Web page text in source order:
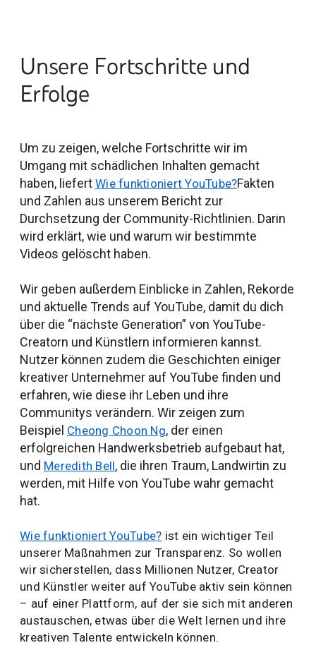
Unsere Fortschritte und
Erfolge
Um zu zeigen, welche Fortschritte wir im
Umgang mit schädlichen Inhalten gemacht
haben, liefert Wie funktioniert YouTube?Fakten
und Zahlen aus unserem Bericht zur
Durchsetzung der Community-Richtlinien. Darin
wird erklärt, wie und warum wir bestimmte
Videos gelöscht haben.
Wir geben außerdem Einblicke in Zahlen, Rekorde
und aktuelle Trends auf YouTube, damit du dich
über die “nächste Generation” von YouTube-
Creatorn und Künstlern informieren kannst.
Nutzer können zudem die Geschichten einiger
kreativer Unternehmer auf YouTube finden und
erfahren, wie diese ihr Leben und ihre
Communitys verändern. Wir zeigen zum
Beispiel Cheong Choon Ng, der einen
erfolgreichen Handwerksbetrieb aufgebaut hat,
und Meredith Bell, die ihren Traum, Landwirtin zu
werden, mit Hilfe von YouTube wahr gemacht
hat.
Wie funktioniert YouTube? ist ein wichtiger Teil
unserer Maßnahmen zur Transparenz. So wollen
wir sicherstellen, dass Millionen Nutzer, Creator
und Künstler weiter auf YouTube aktiv sein können
– auf einer Plattform, auf der sie sich mit anderen
austauschen, etwas über die Welt lernen und ihre
kreativen Talente entwickeln können.